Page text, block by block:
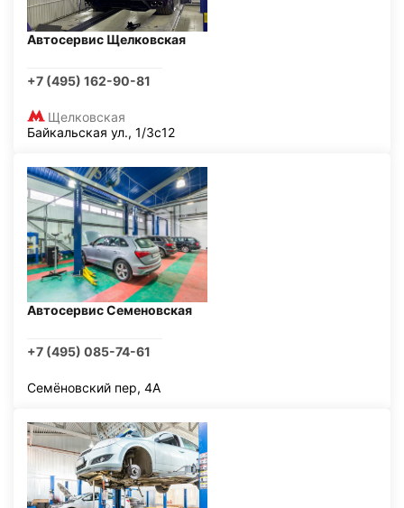
Автосервис Щелковская
+7 (495) 162-90-81
Щелковская
Байкальская ул., 1/3с12
Автосервис Семеновская
+7 (495) 085-74-61
Семёновский пер, 4А